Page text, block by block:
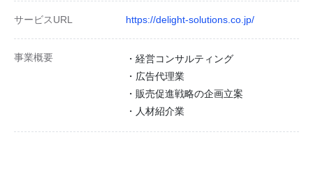
サービスURL https://delight-solutions.co.jp/
事業概要
・経営コンサルティング
・広告代理業
・販売促進戦略の企画立案
・人材紹介業